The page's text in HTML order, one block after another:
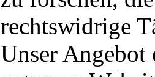
rechtswidrige
Unser